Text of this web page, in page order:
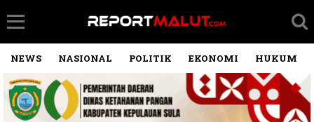
NEWS NASIONAL POLITIK EKONOMI HUKUM